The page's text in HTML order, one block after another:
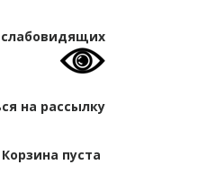
на рассылку
пуста